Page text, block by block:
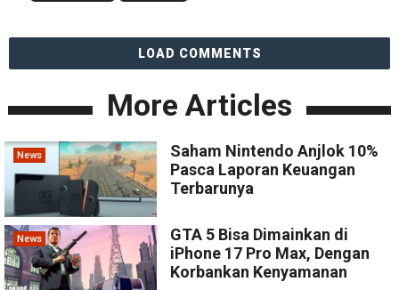
LOAD COMMENTS
More Articles
News
Saham Nintendo Anjlok 10%
Pasca Laporan Keuangan
Terbarunya
News
GTA 5 Bisa Dimainkan di
iPhone 17 Pro Max, Dengan
Korbankan Kenyamanan